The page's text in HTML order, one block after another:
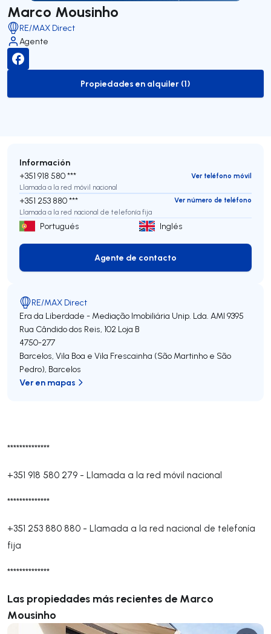
Marco Mousinho
RE/MAX Direct
Agente
to-rent-listing
Propiedades en alquiler (1)
**************
+351 918 580 279 - Llamada a la red móvil nacional
**************
+351 253 880 880 - Llamada a la red nacional de telefonía
fija
**************
Las propiedades más recientes de Marco
Mousinho
Información
+351 918 580 ***
Ver teléfono móvil
Llamada a la red móvil nacional
+351 253 880 ***
Ver número de teléfono
Llamada a la red nacional de telefonía fija
Portugués Inglés
Agente de contacto
Agente de contacto
RE/MAX Direct
Era da Liberdade - Mediação Imobiliária Unip. Lda. AMI 9395
Rua Cândido dos Reis, 102 Loja B
4750-277
Barcelos, Vila Boa e Vila Frescainha (São Martinho e São
Pedro), Barcelos
Ver en mapas